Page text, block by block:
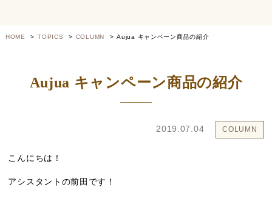
HOME TOPICS COLUMN Aujua キャンペーン商品の紹介
Aujua キャンペーン商品の紹介
2019.07.04 COLUMN
こんにちは！
アシスタントの前田です！